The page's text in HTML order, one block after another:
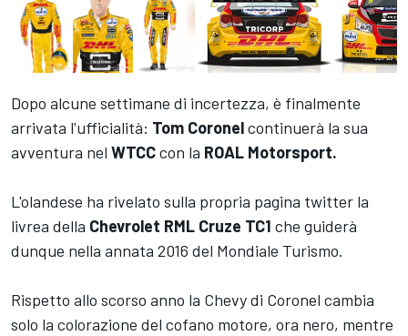
Dopo alcune settimane di incertezza, è finalmente
arrivata l'ufficialità: Tom Coronelcontinuerà la sua
avventura nel WTCCcon la ROAL Motorsport.
L'olandese ha rivelato sulla propria pagina twitter la
livrea della Chevrolet RML Cruze TC1 che guiderà
dunque nella annata 2016 del Mondiale Turismo.
Rispetto allo scorso anno la Chevy di Coronel cambia
solo la colorazione del cofano motore, ora nero, mentre